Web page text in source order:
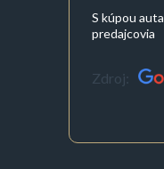
S kúpou
predajcovia
Zdroj: